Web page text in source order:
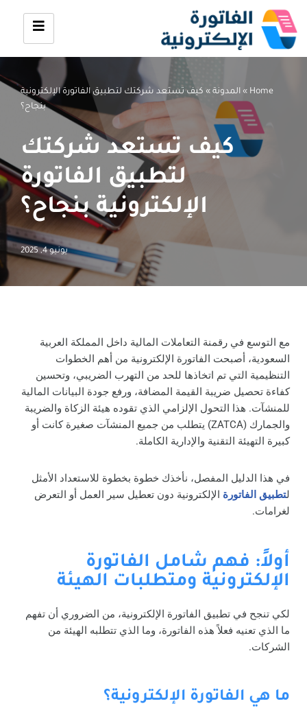
تخطى
Home
» المدونة » كيف تستعد شركتك لتطبيق الفاتورة الإلكترونية
بنجاح؟
كيف تستعد شركتك
لتطبيق الفاتورة
الإلكترونية بنجاح؟
يونيو 4, 2025
مع التوسع في رقمنة التعاملات المالية داخل المملكة العربية
السعودية، أصبحت الفاتورة الإلكترونية من أهم الخطوات
التنظيمية التي تم اتخاذها للحد من التهرب الضريبي، وتحسين
كفاءة تحصيل ضريبة القيمة المضافة، ورفع جودة البيانات المالية
للمنشآت. هذا التحول الإلزامي الذي تقوده هيئة الزكاة والضريبة
والجمارك (ZATCA) يتطلب من جميع المنشآت صغيرة كانت أو
كبيرة التهيئة التقنية والإدارية الكاملة.
في هذا الدليل المفصل، نأخذك خطوة بخطوة للاستعداد الأمثل
لتطبيق الفاتورة الإلكترونية دون تعطيل سير العمل أو التعرض
لغرامات.
أولاً: فهم شامل الفاتورة
الإلكترونية ومتطلبات الهيئة
لكي تنجح في تطبيق الفاتورة الإلكترونية، من الضروري أن تفهم
ما الذي تعنيه فعلاً هذه الفاتورة، وما الذي تتطلبه الهيئة من
الشركات.
ما هي الفاتورة الإلكترونية؟